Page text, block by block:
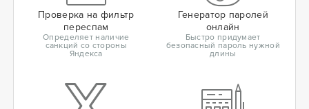
Проверка на фильтр
переспам
Определяет наличие
санкций со стороны
Яндекса
Генератор паролей
онлайн
Быстро придумает
безопасный пароль нужной
длины